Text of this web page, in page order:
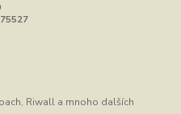
Riwall a mnoho dalších